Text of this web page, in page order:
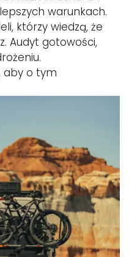
warunkach.
którzy wiedzą, że
Audyt gotowości,
aby o tym